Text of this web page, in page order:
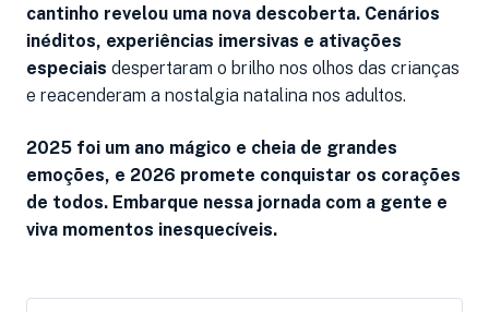
cantinho revelou uma nova descoberta. Cenários
inéditos, experiências imersivas e ativações
especiais despertaram o brilho nos olhos das crianças
e reacenderam a nostalgia natalina nos adultos.
2025 foi um ano mágico e cheia de grandes
emoções, e 2026 promete conquistar os corações
de todos. Embarque nessa jornada com a gente e
viva momentos inesquecíveis.